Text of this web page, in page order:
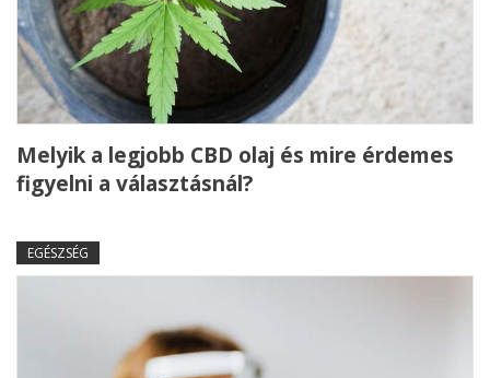
Melyik a legjobb CBD olaj és mire érdemes
figyelni a választásnál?
EGÉSZSÉG